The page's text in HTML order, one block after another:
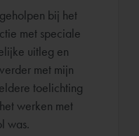
bij het
met speciale
uitleg en
met mijn
toelichting
werken met
was.